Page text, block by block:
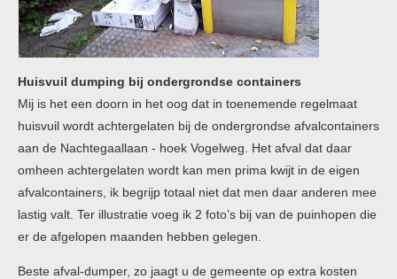
Huisvuil dumping bij ondergrondse containers
Mij is het een doorn in het oog dat in toenemende regelmaat
huisvuil wordt achtergelaten bij de ondergrondse afvalcontainers
aan de Nachtegaallaan - hoek Vogelweg. Het afval dat daar
omheen achtergelaten wordt kan men prima kwijt in de eigen
afvalcontainers, ik begrijp totaal niet dat men daar anderen mee
lastig valt. Ter illustratie voeg ik 2 foto’s bij van de puinhopen die
er de afgelopen maanden hebben gelegen.
Beste afval-dumper, zo jaagt u de gemeente op extra kosten